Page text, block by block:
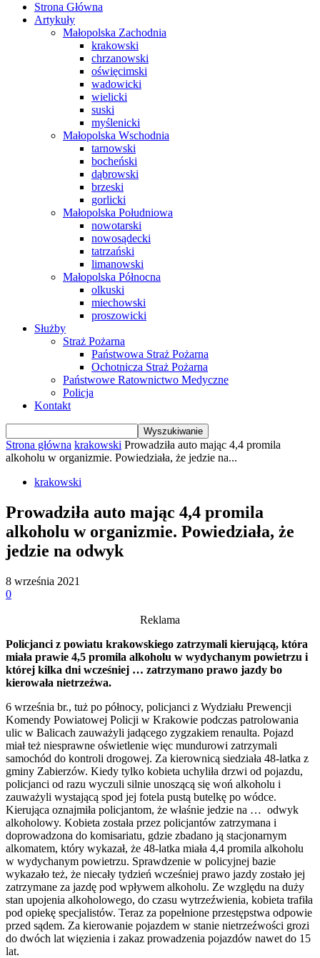
Strona Główna
Artykuły
Małopolska Zachodnia
krakowski
chrzanowski
oświęcimski
wadowicki
wielicki
suski
myślenicki
Małopolska Wschodnia
tarnowski
bocheński
dąbrowski
brzeski
gorlicki
Małopolska Południowa
nowotarski
nowosądecki
tatrzański
limanowski
Małopolska Północna
olkuski
miechowski
proszowicki
Służby
Straż Pożarna
Państwowa Straż Pożarna
Ochotnicza Straż Pożarna
Państwowe Ratownictwo Medyczne
Policja
Kontakt
Strona główna krakowski Prowadziła auto mając 4,4 promila
alkoholu w organizmie. Powiedziała, że jedzie na...
krakowski
Prowadziła auto mając 4,4 promila
alkoholu w organizmie. Powiedziała, że
jedzie na odwyk
8 września 2021
0
Reklama
Policjanci z powiatu krakowskiego zatrzymali kierującą, która
miała prawie 4,5 promila alkoholu w wydychanym powietrzu i
której kilka dni wcześniej … zatrzymano prawo jazdy bo
kierowała nietrzeźwa.
6 września br., tuż po północy, policjanci z Wydziału Prewencji
Komendy Powiatowej Policji w Krakowie podczas patrolowania
ulic w Balicach zauważyli jadącego zygzakiem renaulta. Pojazd
miał też niesprawne oświetlenie więc mundurowi zatrzymali
samochód do kontroli drogowej. Za kierownicą siedziała 48-latka z
gminy Zabierzów. Kiedy tylko kobieta uchyliła drzwi od pojazdu,
policjanci od razu wyczuli silnie unoszącą się woń alkoholu i
zauważyli wystającą spod jej fotela pustą butelkę po wódce.
Kierująca oznajmiła policjantom, że właśnie jedzie na … odwyk
alkoholowy. Kobieta została przez policjantów zatrzymana i
doprowadzona do komisariatu, gdzie zbadano ją stacjonarnym
alkomatem, który wykazał, że 48-latka miała 4,4 promila alkoholu
w wydychanym powietrzu. Sprawdzenie w policyjnej bazie
wykazało też, że niecały tydzień wcześniej prawo jazdy zostało jej
zatrzymane za jazdę pod wpływem alkoholu. Ze względu na duży
stan upojenia alkoholowego, do czasu wytrzeźwienia, kobieta trafiła
pod opiekę specjalistów. Teraz za popełnione przestępstwa odpowie
przed sądem. Za kierowanie pojazdem w stanie nietrzeźwości grozi
do dwóch lat więzienia i zakaz prowadzenia pojazdów nawet do 15
lat.